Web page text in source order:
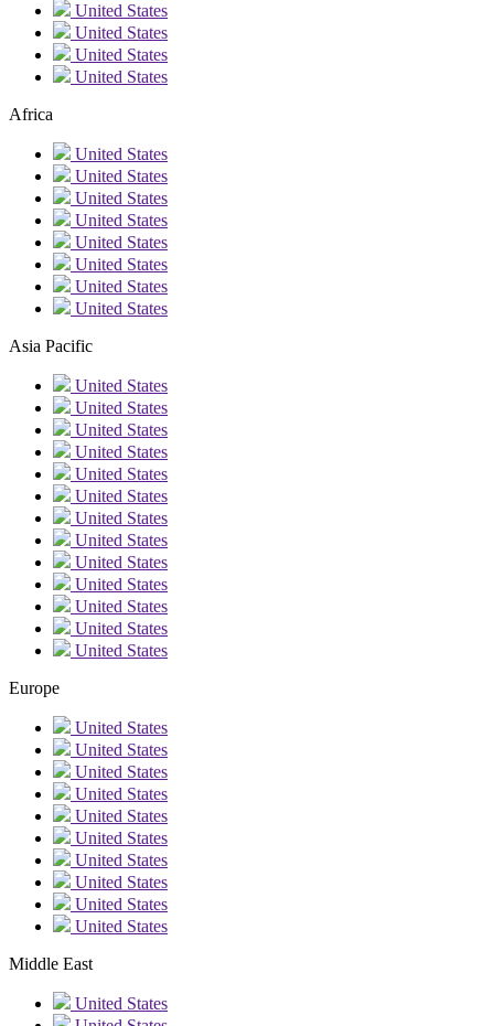
United States
United States
United States
United States
Africa
United States
United States
United States
United States
United States
United States
United States
United States
Asia Pacific
United States
United States
United States
United States
United States
United States
United States
United States
United States
United States
United States
United States
United States
Europe
United States
United States
United States
United States
United States
United States
United States
United States
United States
United States
Middle East
United States